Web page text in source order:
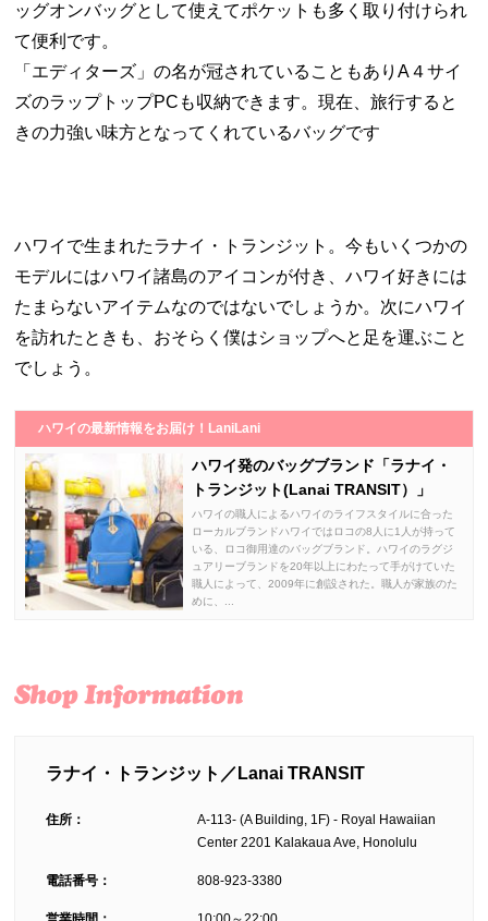
ッグオンバッグとして使えてポケットも多く取り付けられ
て便利です。
「エディターズ」の名が冠されていることもありA４サイ
ズのラップトップPCも収納できます。現在、旅行すると
きの力強い味方となってくれているバッグです
ハワイで生まれたラナイ・トランジット。今もいくつかの
モデルにはハワイ諸島のアイコンが付き、ハワイ好きには
たまらないアイテムなのではないでしょうか。次にハワイ
を訪れたときも、おそらく僕はショップへと足を運ぶこと
でしょう。
ハワイの最新情報をお届け！LaniLani
ハワイ発のバッグブランド「ラナイ・
トランジット(Lanai TRANSIT）」
ハワイの職人によるハワイのライフスタイルに合った
ローカルブランドハワイではロコの8人に1人が持って
いる、ロコ御用達のバッグブランド。ハワイのラグジ
ュアリーブランドを20年以上にわたって手がけていた
職人によって、2009年に創設された。職人が家族のた
めに、...
ラナイ・トランジット／Lanai TRANSIT
住所：
A-113- (A Building, 1F) - Royal Hawaiian
Center 2201 Kalakaua Ave, Honolulu
電話番号： 808-923-3380